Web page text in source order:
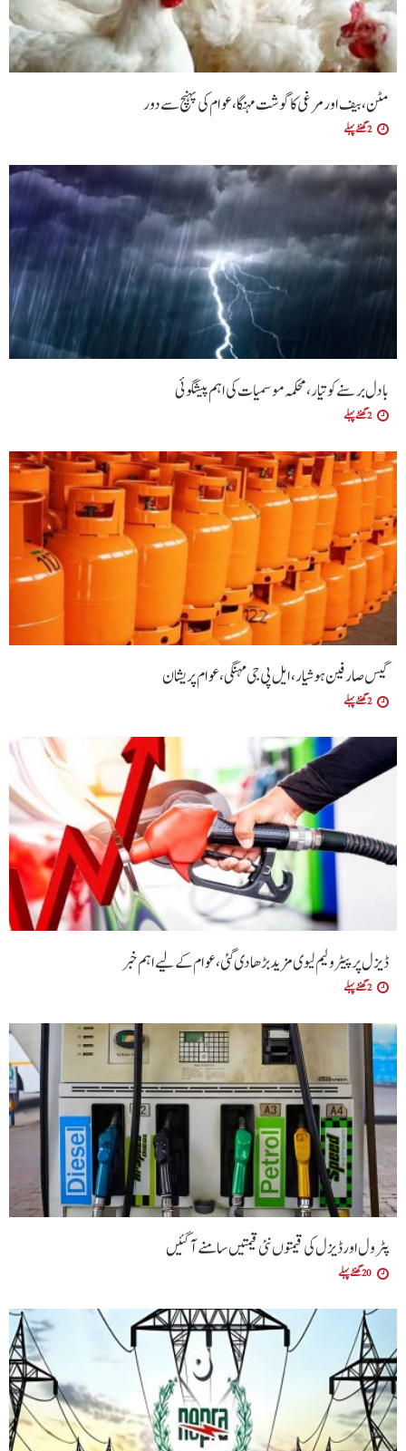
مٹن، بیف اور مرغی کا گوشت مہنگا، عوام کی پہنچ سے دور
2 گھنٹے پہلے
بادل برسنے کو تیار، محکمہ موسمیات کی اہم پیشگوئی
2 گھنٹے پہلے
گیس صارفین ہوشیار، ایل پی جی مہنگی، عوام پریشان
2 گھنٹے پہلے
ڈیزل پر پیٹرولیم لیوی مزید بڑھا دی گئی،عوام کے لیے اہم خبر
2 گھنٹے پہلے
پٹرول اور ڈیزل کی قیمتوں نئی قیمتیں سامنے آگئیں
20 گھنٹے پہلے